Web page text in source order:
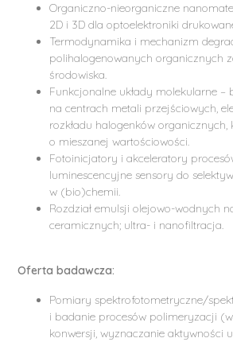
Organiczno-nieorganiczne
2D i 3D dla optoelektroniki
Termodynamika i mechanizm
polihalogenowanych organicznych
środowiska.
Funkcjonalne układy molekularne
na centrach metali przejściowych,
rozkładu halogenków organicznych,
o mieszanej wartościowości.
Fotoinicjatory i akceleratory
luminescencyjne sensory do
w (bio)chemii.
Rozdział emulsji olejowo-wodnych
ceramicznych; ultra- i nanofiltracja.
Oferta badawcza:
Pomiary spektrofotometryczne/
i badanie procesów polimeryzacji
konwersji, wyznaczanie aktywności